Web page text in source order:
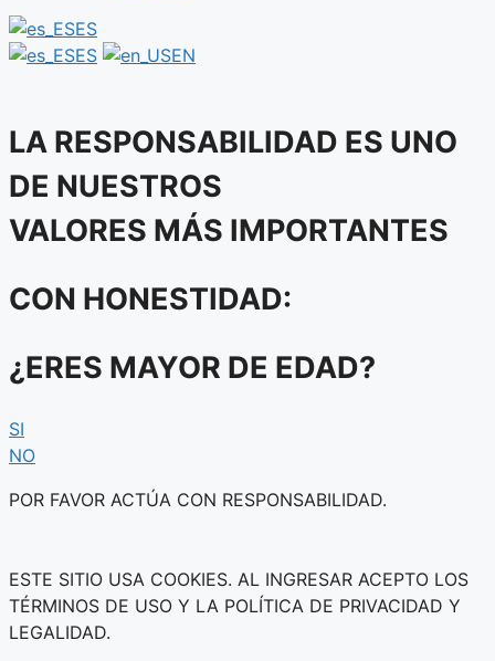
ES
ES
EN
LA RESPONSABILIDAD ES UNO
DE NUESTROS
VALORES MÁS IMPORTANTES
CON HONESTIDAD:
¿ERES MAYOR DE EDAD?
SI
NO
POR FAVOR ACTÚA CON RESPONSABILIDAD.
ESTE SITIO USA COOKIES. AL INGRESAR ACEPTO LOS
TÉRMINOS DE USO Y LA POLÍTICA DE PRIVACIDAD Y
LEGALIDAD.